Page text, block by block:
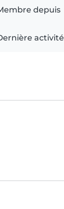
depuis
activité